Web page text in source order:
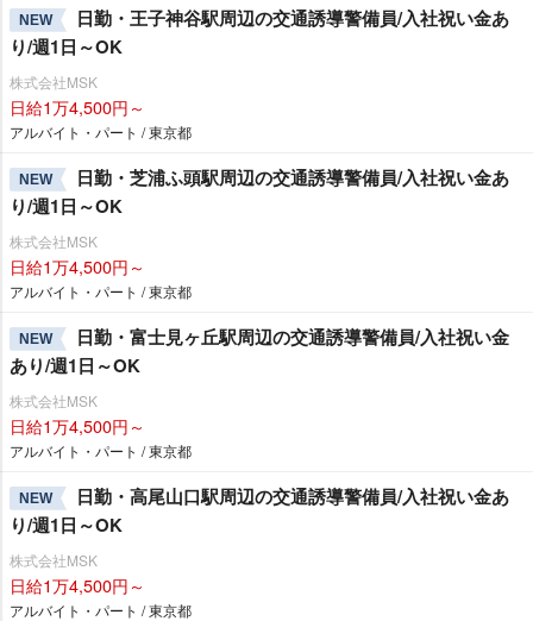
NEW
日勤・王子神谷駅周辺の交通誘導警備員/入社祝い金あ
り/週1日～OK
株式会社MSK
日給1万4,500円～
アルバイト・パート / 東京都
NEW
日勤・芝浦ふ頭駅周辺の交通誘導警備員/入社祝い金あ
り/週1日～OK
株式会社MSK
日給1万4,500円～
アルバイト・パート / 東京都
NEW
日勤・富士見ヶ丘駅周辺の交通誘導警備員/入社祝い金
あり/週1日～OK
株式会社MSK
日給1万4,500円～
アルバイト・パート / 東京都
NEW
日勤・高尾山口駅周辺の交通誘導警備員/入社祝い金あ
り/週1日～OK
株式会社MSK
日給1万4,500円～
アルバイト・パート / 東京都